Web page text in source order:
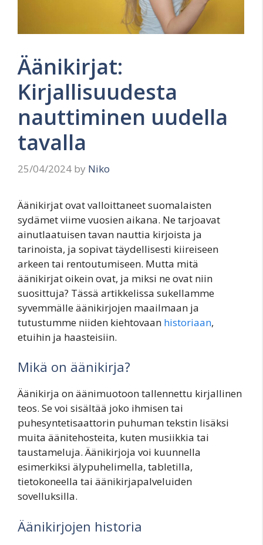
Äänikirjat:
Kirjallisuudesta
nauttiminen uudella
tavalla
25/04/2024 by Niko
Äänikirjat ovat valloittaneet suomalaisten
sydämet viime vuosien aikana. Ne tarjoavat
ainutlaatuisen tavan nauttia kirjoista ja
tarinoista, ja sopivat täydellisesti kiireiseen
arkeen tai rentoutumiseen. Mutta mitä
äänikirjat oikein ovat, ja miksi ne ovat niin
suosittuja? Tässä artikkelissa sukellamme
syvemmälle äänikirjojen maailmaan ja
tutustumme niiden kiehtovaan historiaan,
etuihin ja haasteisiin.
Mikä on äänikirja?
Äänikirja on äänimuotoon tallennettu kirjallinen
teos. Se voi sisältää joko ihmisen tai
puhesyntetisaattorin puhuman tekstin lisäksi
muita äänitehosteita, kuten musiikkia tai
taustameluja. Äänikirjoja voi kuunnella
esimerkiksi älypuhelimella, tabletilla,
tietokoneella tai äänikirjapalveluiden
sovelluksilla.
Äänikirjojen historia